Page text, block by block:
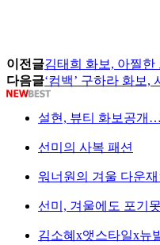
이전글김태희 화보, 아찔한
다음글‘컴백’ 구하라 화보,
설현, 뷰티 화보공개
선미의 사복 패션
워너원의 겨울 다운
선미, 겨울에도 포기
김소혜x앳스타일x뉴